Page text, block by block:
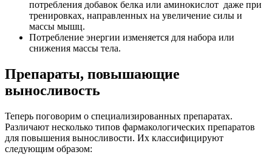
потребления добавок белка или аминокислот даже при
тренировках, направленных на увеличение силы и
массы мышц.
Потребление энергии изменяется для набора или
снижения массы тела.
Препараты, повышающие
выносливость
Теперь поговорим о специализированных препаратах.
Различают несколько типов фармакологических препаратов
для повышения выносливости. Их классифицируют
следующим образом: